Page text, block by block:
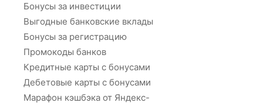
Бонусы за инвестиции
Выгодные банковские вклады
Бонусы за регистрацию
Промокоды банков
Кредитные карты с бонусами
Дебетовые карты с бонусами
Марафон кэшбэка от Яндекс-